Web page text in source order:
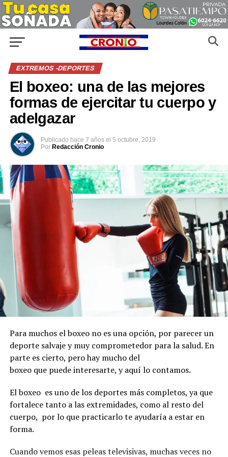
EXTREMOS -DEPORTES
El boxeo: una de las mejores
formas de ejercitar tu cuerpo y
adelgazar
Publicado hace 7 años el 5 octubre, 2019
Por Redacción Cronio
Para muchos el boxeo no es una opción, por parecer un
deporte salvaje y muy comprometedor para la salud. En
parte es cierto, pero hay mucho del
boxeo que puede interesarte, y aquí lo contamos.
El boxeo es uno de los deportes más completos, ya que
fortalece tanto a las extremidades, como al resto del
cuerpo, por lo que practicarlo te ayudaría a estar en
forma.
Cuando vemos esas peleas televisivas, muchas veces no